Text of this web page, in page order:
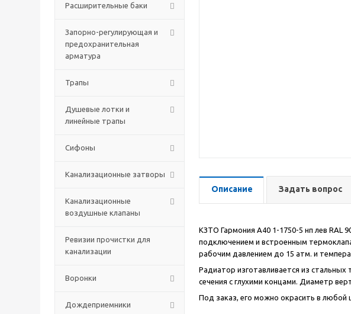
Расширительные баки
Запорно-регулирующая и
предохранительная
арматура
Трапы
Душевые лотки и
линейные трапы
Сифоны
Канализационные затворы
Канализационные
воздушные клапаны
Ревизии прочистки для
канализации
Воронки
Дождеприемники
Описание Задать вопрос
КЗТО Гармония А40 1-1750-5 нп лев RAL
подключением и встроенным
рабочим давлением до 15 атм. и
Радиатор изготавливается из стальных
сечения с глухими концами. Диаметр
Под заказ, его можно окрасить в любой